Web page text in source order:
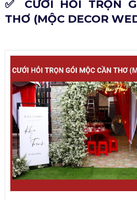
✅ CƯỚI HỎI TRỌN
THƠ (MỘC DECOR